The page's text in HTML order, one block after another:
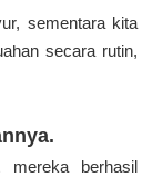
sementara kita
secara rutin,
berhasil